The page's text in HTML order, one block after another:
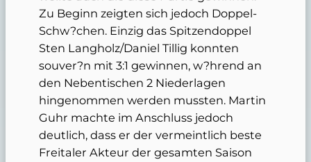
Zu Beginn zeigten sich jedoch Doppel-
Schw?chen. Einzig das Spitzendoppel
Sten Langholz/Daniel Tillig konnten
souver?n mit 3:1 gewinnen, w?hrend an
den Nebentischen 2 Niederlagen
hingenommen werden mussten. Martin
Guhr machte im Anschluss jedoch
deutlich, dass er der vermeintlich beste
Freitaler Akteur der gesamten Saison